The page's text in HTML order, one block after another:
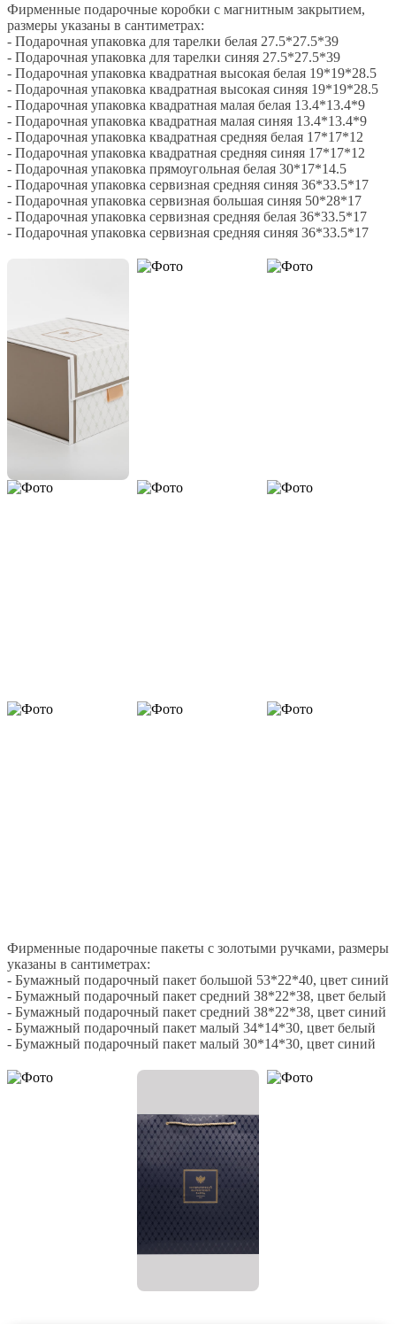
Фирменные подарочные коробки с магнитным закрытием,
размеры указаны в сантиметрах:
- Подарочная упаковка для тарелки белая 27.5*27.5*39
- Подарочная упаковка для тарелки синяя 27.5*27.5*39
- Подарочная упаковка квадратная высокая белая 19*19*28.5
- Подарочная упаковка квадратная высокая синяя 19*19*28.5
- Подарочная упаковка квадратная малая белая 13.4*13.4*9
- Подарочная упаковка квадратная малая синяя 13.4*13.4*9
- Подарочная упаковка квадратная средняя белая 17*17*12
- Подарочная упаковка квадратная средняя синяя 17*17*12
- Подарочная упаковка прямоугольная белая 30*17*14.5
- Подарочная упаковка сервизная средняя синяя 36*33.5*17
- Подарочная упаковка сервизная большая синяя 50*28*17
- Подарочная упаковка сервизная средняя белая 36*33.5*17
- Подарочная упаковка сервизная средняя синяя 36*33.5*17
Фирменные подарочные пакеты с золотыми ручками, размеры
указаны в сантиметрах:
- Бумажный подарочный пакет большой 53*22*40, цвет синий
- Бумажный подарочный пакет средний 38*22*38, цвет белый
- Бумажный подарочный пакет средний 38*22*38, цвет синий
- Бумажный подарочный пакет малый 34*14*30, цвет белый
- Бумажный подарочный пакет малый 30*14*30, цвет синий